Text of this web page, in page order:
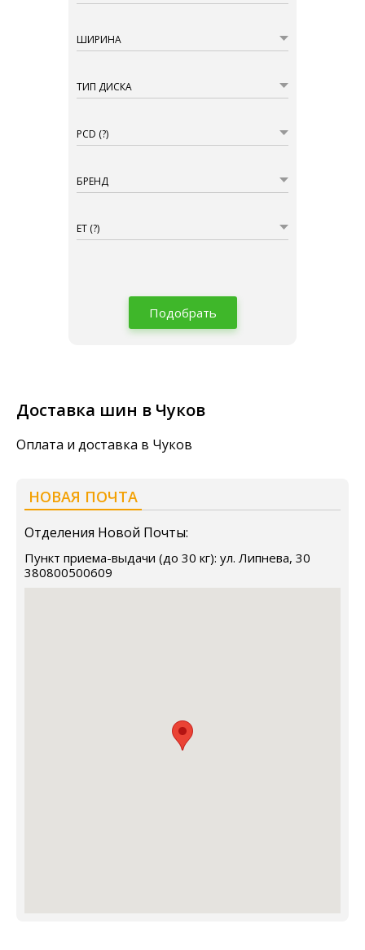
ШИРИНА
ТИП ДИСКА
PCD (?)
БРЕНД
ET (?)
Подобрать
Доставка шин в Чуков
Оплата и доставка в Чуков
НОВАЯ ПОЧТА
Отделения Новой Почты:
Пункт приема-выдачи (до 30 кг): ул. Липнева, 30
380800500609